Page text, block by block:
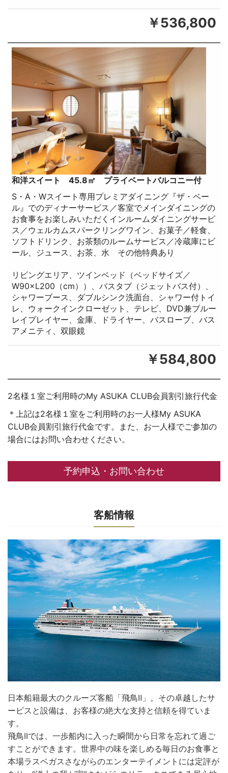
￥536,800
和洋スイート 45.8㎡ プライベートバルコニー付
S・A・Wスイート専用プレミアダイニング『ザ・ベー
ル』でのディナーサービス／客室でメインダイニングの
お食事をお楽しみいただくインルームダイニングサービ
ス／ウェルカムスパークリングワイン、お菓子／軽食、
ソフトドリンク、お茶類のルームサービス／冷蔵庫にビ
ール、ジュース、お茶、水 その他特典あり
リビングエリア、ツインベッド（ベッドサイズ／
W90×L200（cm））、バスタブ（ジェットバス付）、
シャワーブース、ダブルシンク洗面台、シャワー付トイ
レ、ウォークインクローゼット、テレビ、DVD兼ブルー
レイプレイヤー、金庫、ドライヤー、バスローブ、バス
アメニティ、双眼鏡
￥584,800
2名様１室ご利用時のMy ASUKA CLUB会員割引旅行代金
＊上記は2名様１室をご利用時のお一人様My ASUKA
CLUB会員割引旅行代金です。また、お一人様でご参加の
場合にはお問い合わせください。
予約申込・お問い合わせ
客船情報
日本船籍最大のクルーズ客船「飛鳥Ⅱ」。その卓越したサ
ービスと設備は、お客様の絶大な支持と信頼を得ていま
す。
飛鳥IIでは、一歩船内に入った瞬間から日常を忘れて過ご
すことができます。世界中の味を楽しめる毎日のお食事と
本場ラスベガスさながらのエンターテイメントには定評が